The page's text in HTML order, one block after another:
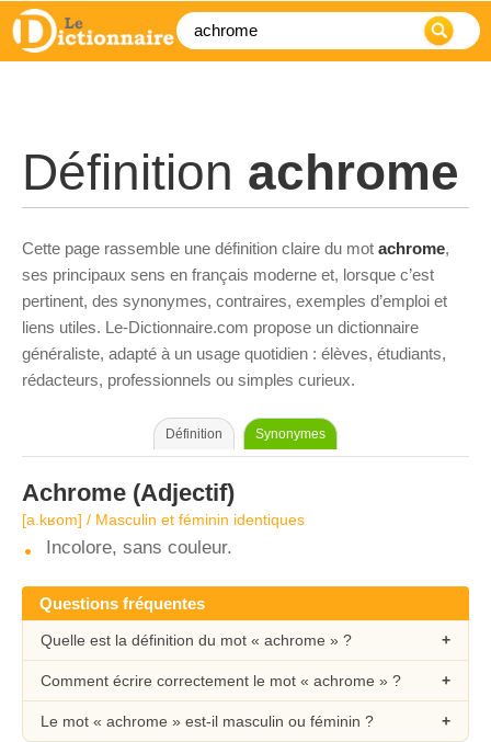
Définition achrome
Cette page rassemble une définition claire du mot achrome,
ses principaux sens en français moderne et, lorsque c’est
pertinent, des synonymes, contraires, exemples d’emploi et
liens utiles. Le-Dictionnaire.com propose un dictionnaire
généraliste, adapté à un usage quotidien : élèves, étudiants,
rédacteurs, professionnels ou simples curieux.
Définition Synonymes
Achrome (Adjectif)
[a.kʁom] / Masculin et féminin identiques
Incolore, sans couleur.
Questions fréquentes
Quelle est la définition du mot « achrome » ?
Comment écrire correctement le mot « achrome » ?
Le mot « achrome » est-il masculin ou féminin ?